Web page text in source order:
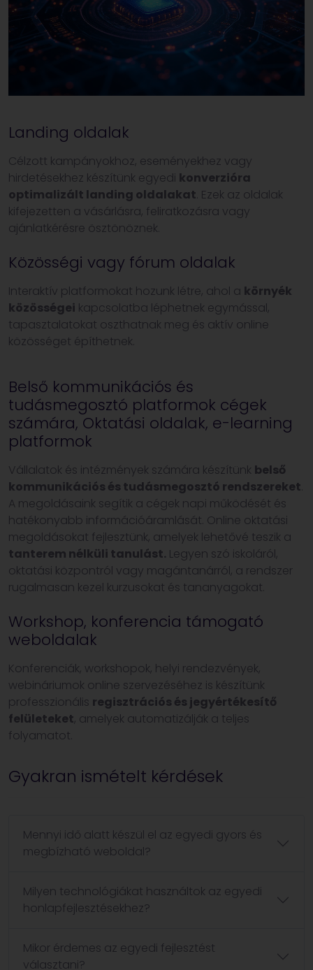
Landing oldalak
Célzott kampányokhoz, eseményekhez vagy
hirdetésekhez készítünk egyedi konverzióra
optimalizált landing oldalakat . Ezek az oldalak
kifejezetten a vásárlásra, feliratkozásra vagy
ajánlatkérésre ösztönöznek.
Közösségi vagy fórum oldalak
Interaktív platformokat hozunk létre, ahol a környék
közösségei kapcsolatba léphetnek egymással,
tapasztalatokat oszthatnak meg és aktív online
közösséget építhetnek.
Belső kommunikációs és
tudásmegosztó platformok cégek
számára, Oktatási oldalak, e-learning
platformok
Vállalatok és intézmények számára készítünk belső
kommunikációs és tudásmegosztó rendszereket
A megoldásaink segítik a cégek napi működését és
hatékonyabb információáramlását. Online oktatási
megoldásokat fejlesztünk, amelyek lehetővé teszik a
tanterem nélküli tanulást. Legyen szó iskoláról,
oktatási központról vagy magántanárról, a rendszer
rugalmasan kezel kurzusokat és tananyagokat.
Workshop, konferencia támogató
weboldalak
Konferenciák, workshopok, helyi rendezvények,
webináriumok online szervezéséhez is készítünk
professzionális regisztrációs és jegyértékesítő
felületeket, amelyek automatizálják a teljes
folyamatot.
Gyakran ismételt kérdések
Mennyi idő alatt készül el az egyedi gyors és
megbízható weboldal?
Milyen technológiákat használtok az egyedi
honlapfejlesztésekhez?
Mikor érdemes az egyedi fejlesztést
választani?